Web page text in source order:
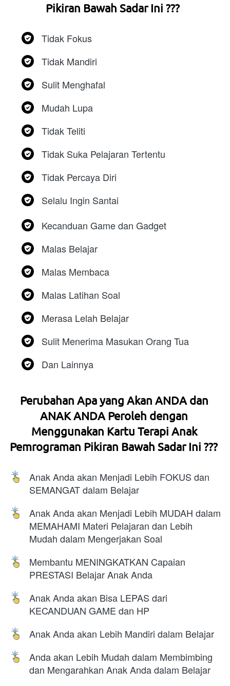
Pikiran Bawah Sadar Ini ???
Tidak Fokus
Tidak Mandiri
Sulit Menghafal
Mudah Lupa
Tidak Teliti
Tidak Suka Pelajaran Tertentu
Tidak Percaya Diri
Selalu Ingin Santai
Kecanduan Game dan Gadget
Malas Belajar
Malas Membaca
Malas Latihan Soal
Merasa Lelah Belajar
Sulit Menerima Masukan Orang Tua
Dan Lainnya
Perubahan Apa yang Akan ANDA dan
ANAK ANDA Peroleh dengan
Menggunakan Kartu Terapi Anak
Pemrograman Pikiran Bawah Sadar Ini ???
Anak Anda akan Menjadi Lebih FOKUS dan
SEMANGAT dalam Belajar
Anak Anda akan Menjadi Lebih MUDAH dalam
MEMAHAMI Materi Pelajaran dan Lebih
Mudah dalam Mengerjakan Soal
Membantu MENINGKATKAN Capaian
PRESTASI Belajar Anak Anda
Anak Anda akan Bisa LEPAS dari
KECANDUAN GAME dan HP
Anak Anda akan Lebih Mandiri dalam Belajar
Anda akan Lebih Mudah dalam Membimbing
dan Mengarahkan Anak Anda dalam Belajar